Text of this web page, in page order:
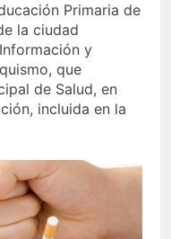
Primaria de
la ciudad
y
que
de Salud, en
incluida en la